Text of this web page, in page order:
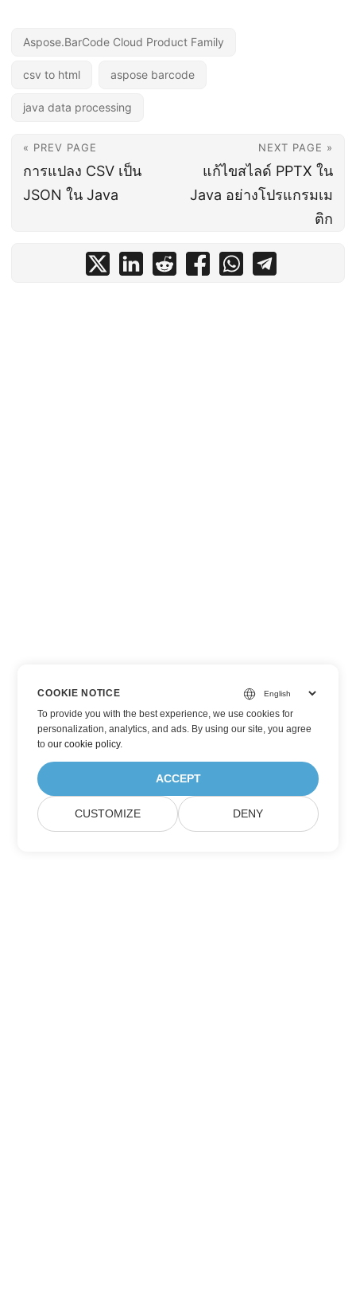
Aspose.BarCode Cloud Product Family
csv to html aspose barcode
java data processing
« PREV PAGE
การแปลง CSV เป็น
JSON ใน Java
NEXT PAGE »
แก้ไขสไลด์ PPTX ใน
Java อย่างโปรแกรมเม
ติก
COOKIE NOTICE
To provide you with the best experience, we use cookies for
personalization, analytics, and ads. By using our site, you agree
toour cookie policy.
ACCEPT
CUSTOMIZE DENY